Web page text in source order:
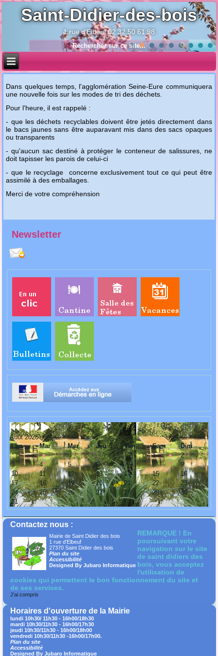
Saint-Didier-des-bois
1 rue d'Elbeuf 02 32 50 61 98
Dans quelques temps, l'agglomération Seine-Eure communiquera
une nouvelle fois sur les modes de tri des déchets.
Pour l'heure, il est rappelé :
- que les déchets recyclables doivent être jetés directement dans
le bacs jaunes sans être auparavant mis dans des sacs opaques
ou transparents
- qu'aucun sac destiné à protéger le conteneur de salissures, ne
doit tapisser les parois de celui-ci
- que le recyclage concerne exclusivement tout ce qui peut être
assimilé à des emballages.
Merci de votre compréhension
Newsletter
AnnéeMoisAnnéeMois
Août 2026
Lun
Mar Mer Jeu Ven Sam
Dim
1
2
3
4 5 6 7 8
9
10
11 12 13 14 15
16
17
18 19 20 21 22
23
24
25 26 27 28 29
30
31
Contactez nous :
Mairie de Saint Didier des bois
1 rue d'Elbeuf
27370 Saint Didier des bois
Plan du site
Accessibilité
Designed By Jubaro Informatique
REMARQUE ! En
poursuivant votre
navigation sur le site
de saint didiers des
bois, vous acceptez
l'utilisation de
cookies qui permettent le bon fonctionnement du site et
de ses services.
J'ai compris
Horaires d'ouverture de la Mairie
lundi 10h30/ 11h30 - 16h00/18h30
mardi 10h30/11h30 - 16h00/17h30
jeudi 10h30/11h30 - 16h00/18h00
vendredi 10h30/11h30 -16h00/17h00.
Plan du site
Accessibilité
Designed By Jubaro Informatique